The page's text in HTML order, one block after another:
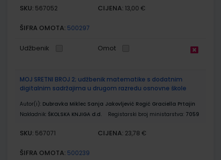
SKU: 567052 CIJENA: 13,00 €
ŠIFRA OMOTA: 500297
Udžbenik Omot
MOJ SRETNI BROJ 2; udžbenik matematike s dodatnim
digitalnim sadržajima u drugom razredu osnovne škole
Autor(i): Dubravka Miklec Sanja Jakovljević Rogić Graciella Prtajin
Nakladnik: ŠKOLSKA KNJIGA d.d. Registarski broj ministarstva: 7059
SKU: 567071 CIJENA: 23,78 €
ŠIFRA OMOTA: 500239